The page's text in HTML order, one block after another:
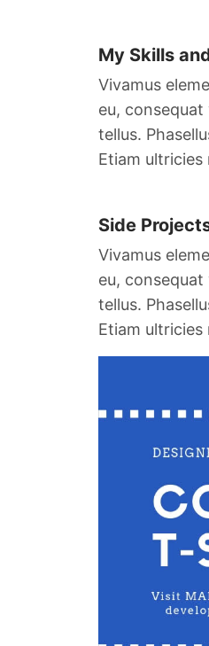
My Skills
Vivamus
eu,
tellus.
Etiam ultricies
Side
Vivamus
eu,
tellus.
Etiam ultricies